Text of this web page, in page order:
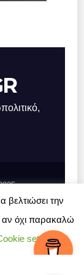
βελτιώσει την
αν όχι παρακαλώ
settings